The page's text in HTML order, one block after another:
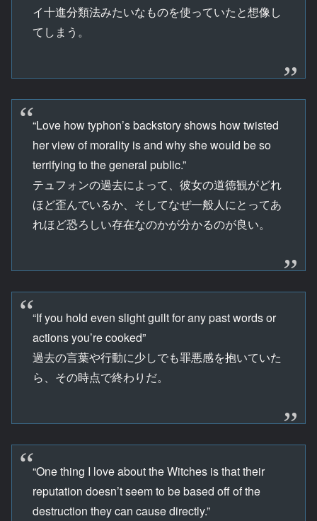
イ十進分類法みたいなものを使っていたと想像し
てしまう。
“Love how typhon’s backstory shows how twisted
her view of morality is and why she would be so
terrifying to the general public.”
テュフォンの過去によって、彼女の道徳観がどれ
ほど歪んでいるか、そしてなぜ一般人にとってあ
れほど恐ろしい存在なのかが分かるのが良い。
“If you hold even slight guilt for any past words or
actions you’re cooked”
過去の言葉や行動に少しでも罪悪感を抱いていた
ら、その時点で終わりだ。
“One thing I love about the Witches is that their
reputation doesn’t seem to be based off of the
destruction they can cause directly.”